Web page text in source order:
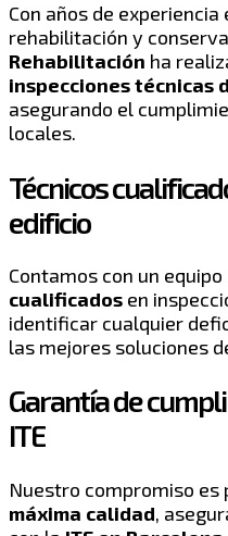
Con años de
rehabilitación y
Rehabilitación ha
inspecciones técnicas
asegurando el
locales.
Técnicos
edificio
Contamos con un equipo
cualificados en
identificar cualquier
las mejores soluciones
Garantía de
ITE
Nuestro compromiso es
máxima calidad,